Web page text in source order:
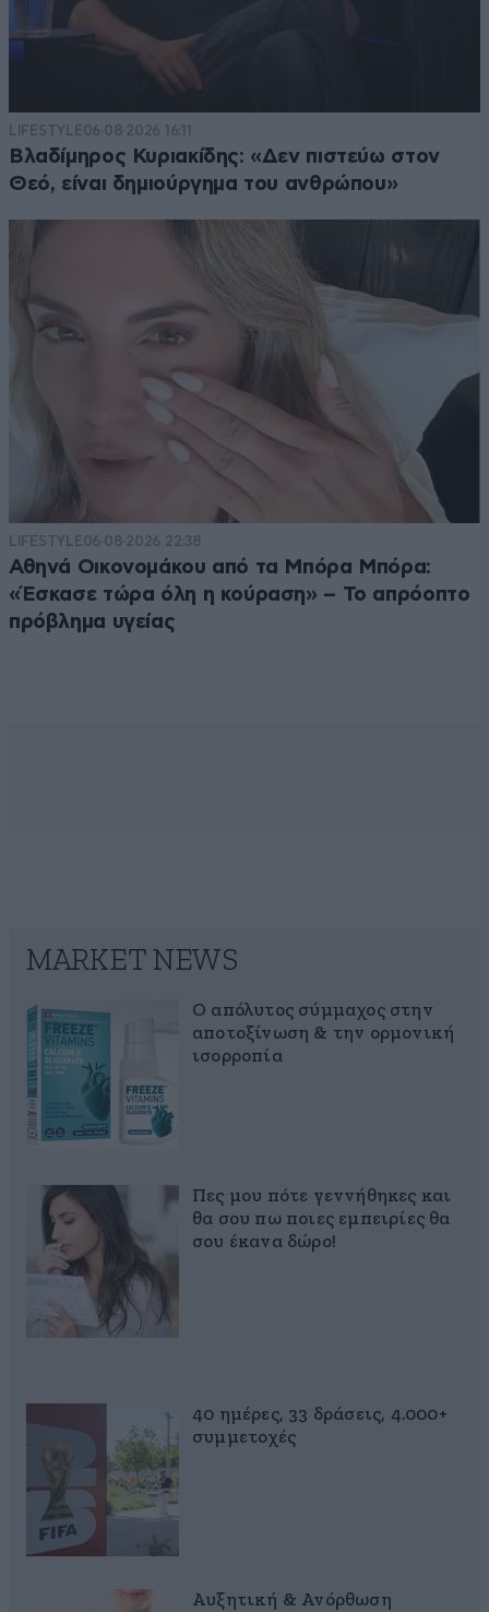
LIFESTYLE06·08·2026 16:11
Βλαδίμηρος Κυριακίδης: «Δεν πιστεύω στον
Θεό, είναι δημιούργημα του ανθρώπου»
LIFESTYLE06·08·2026 22:38
Αθηνά Οικονομάκου από τα Μπόρα Μπόρα:
«Έσκασε τώρα όλη η κούραση» – Το απρόοπτο
πρόβλημα υγείας
MARKET NEWS
Ο απόλυτος σύμμαχος στην
αποτοξίνωση & την ορμονική
ισορροπία
Πες μου πότε γεννήθηκες και
θα σου πω ποιες εμπειρίες θα
σου έκανα δώρο!
40 ημέρες, 33 δράσεις, 4.000+
συμμετοχές
Αυξητική & Ανόρθωση